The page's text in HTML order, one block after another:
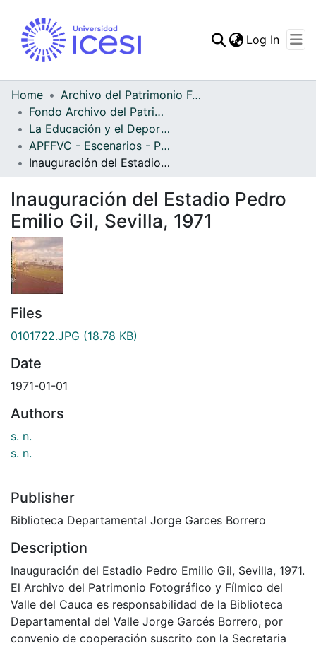
Log In
Home
Archivo del Patrimonio Fotográfico y Fílmico del Valle del Cauca
Fondo Archivo del Patrimonio Fotográfico y Fílmico del Valle del Cauca
La Educación y el Deporte
APFFVC - Escenarios - Patrimonial
Inauguración del Estadio Pedro Emilio Gil, Sevilla, 1971
Inauguración del Estadio Pedro
Emilio Gil, Sevilla, 1971
Files
0101722.JPG (18.78 KB)
Date
1971-01-01
Authors
s. n.
s. n.
Publisher
Biblioteca Departamental Jorge Garces Borrero
Description
Inauguración del Estadio Pedro Emilio Gil, Sevilla, 1971.
El Archivo del Patrimonio Fotográfico y Fílmico del
Valle del Cauca es responsabilidad de la Biblioteca
Departamental del Valle Jorge Garcés Borrero, por
convenio de cooperación suscrito con la Secretaria